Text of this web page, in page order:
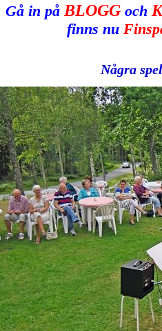
Gå in på BLOGG och
finns nu
Några